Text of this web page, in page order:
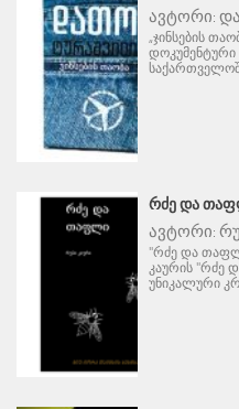
ავტორი:
„ჯინსების
ᲠᲫᲔ ᲓᲐ
ავტორი:
"რძე და
კაურის "რძე
უნიკალური